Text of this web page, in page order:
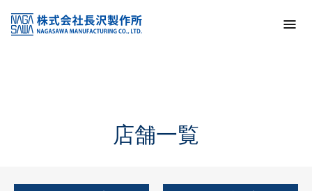
KSS加盟店・取扱店情報
店舗一覧
店舗一覧